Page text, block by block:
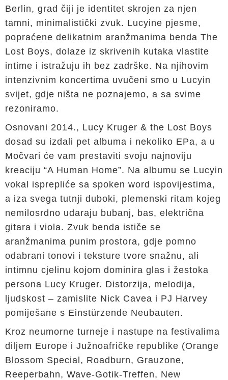
Berlin, grad čiji je identitet skrojen za njen
tamni, minimalistički zvuk. Lucyine pjesme,
popraćene delikatnim aranžmanima benda The
Lost Boys, dolaze iz skrivenih kutaka vlastite
intime i istražuju ih bez zadrške. Na njihovim
intenzivnim koncertima uvučeni smo u Lucyin
svijet, gdje ništa ne poznajemo, a sa svime
rezoniramo.
Osnovani 2014., Lucy Kruger & the Lost Boys
dosad su izdali pet albuma i nekoliko EPa, a u
Močvari će vam prestaviti svoju najnoviju
kreaciju “A Human Home”. Na albumu se Lucyin
vokal isprepliće sa spoken word ispovijestima,
a iza svega tutnji duboki, plemenski ritam kojeg
nemilosrdno udaraju bubanj, bas, električna
gitara i viola. Zvuk benda ističe se
aranžmanima punim prostora, gdje pomno
odabrani tonovi i teksture tvore snažnu, ali
intimnu cjelinu kojom dominira glas i žestoka
persona Lucy Kruger. Distorzija, melodija,
ljudskost – zamislite Nick Cavea i PJ Harvey
pomiješane s Einstürzende Neubauten.
Kroz neumorne turneje i nastupe na festivalima
diljem Europe i Južnoafričke republike (Orange
Blossom Special, Roadburn, Grauzone,
Reeperbahn, Wave-Gotik-Treffen, New